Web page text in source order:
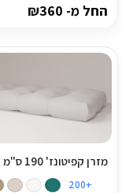
החל מ- ₪360
מזרן קפיטונז' 190 ס"מ
+200